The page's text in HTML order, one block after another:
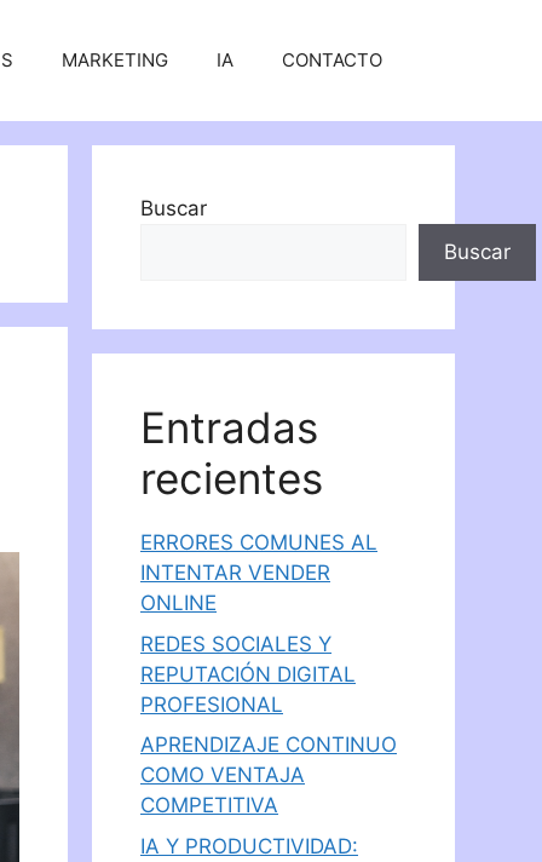
MARKETING IA CONTACTO
Buscar
Buscar
Entradas
recientes
ERRORES COMUNES AL
INTENTAR VENDER
ONLINE
REDES SOCIALES Y
REPUTACIÓN DIGITAL
PROFESIONAL
APRENDIZAJE CONTINUO
COMO VENTAJA
COMPETITIVA
IA Y PRODUCTIVIDAD: